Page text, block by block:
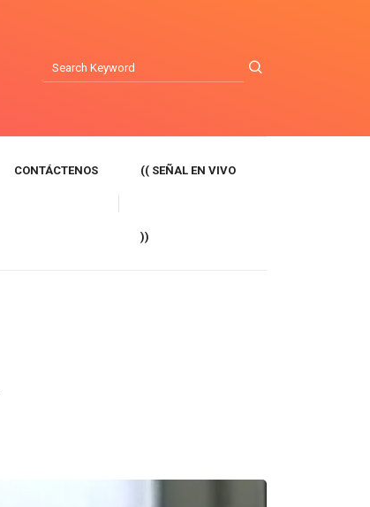
CONTÁCTENOS (( SEÑAL EN VIVO
))